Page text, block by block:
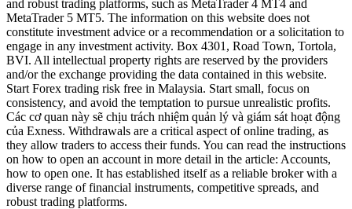
and robust trading platforms, such as MetaTrader 4 MT4 and
MetaTrader 5 MT5. The information on this website does not
constitute investment advice or a recommendation or a solicitation to
engage in any investment activity. Box 4301, Road Town, Tortola,
BVI. All intellectual property rights are reserved by the providers
and/or the exchange providing the data contained in this website.
Start Forex trading risk free in Malaysia. Start small, focus on
consistency, and avoid the temptation to pursue unrealistic profits.
Các cơ quan này sẽ chịu trách nhiệm quản lý và giám sát hoạt động
của Exness. Withdrawals are a critical aspect of online trading, as
they allow traders to access their funds. You can read the instructions
on how to open an account in more detail in the article: Accounts,
how to open one. It has established itself as a reliable broker with a
diverse range of financial instruments, competitive spreads, and
robust trading platforms.